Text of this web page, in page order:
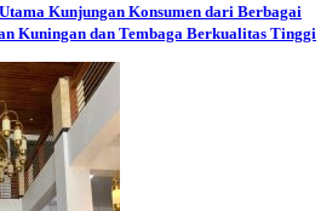
Kunjungan Konsumen dari Berbagai
Kuningan dan Tembaga Berkualitas Tinggi